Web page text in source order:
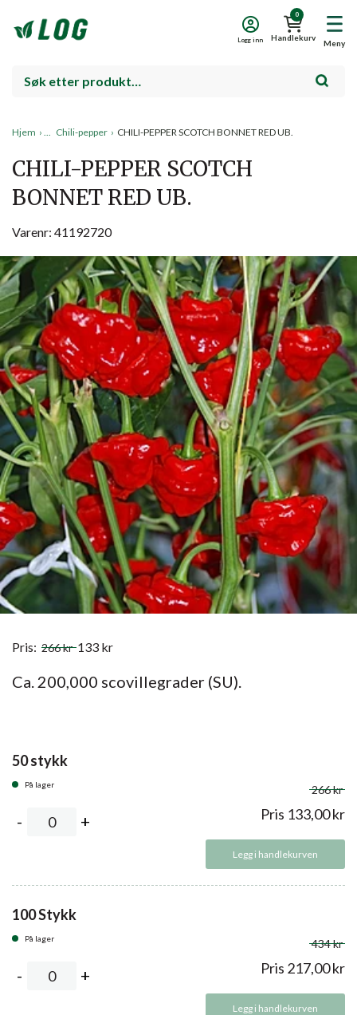
Meny
0
Handlekurv
Logg inn
Hjem › Chili-pepper › CHILI-PEPPER SCOTCH BONNET RED UB.
CHILI-PEPPER SCOTCH
BONNET RED UB.
Varenr: 41192720
Salg!
Pris: 266kr 133 kr
Ca. 200,000 scovillegrader (SU).
50 stykk
På lager 266 kr
Pris 133,00kr
Legg i handlekurven
100 Stykk
På lager 434 kr
Pris 217,00kr
Legg i handlekurven